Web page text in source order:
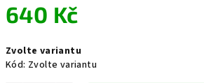
640 Kč
cena:
Zvolte variantu
Kód: Zvolte variantu